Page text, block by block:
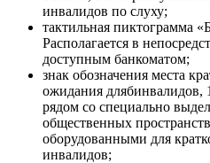
инвалидов по слуху;
тактильная пиктограмма
Располагается в
доступным банкоматом;
знак обозначения места
ожидания длябинвалидов,
рядом со специально
общественных
оборудованными для
инвалидов;